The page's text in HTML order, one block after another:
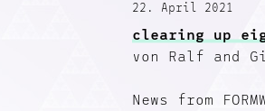
22. April 2021
clearing up
von Ralf and
News from